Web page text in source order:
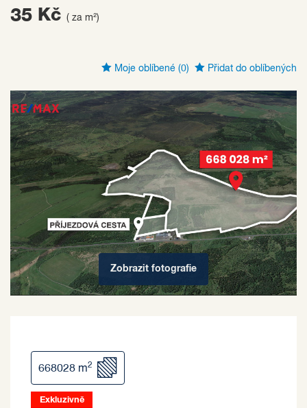
35 Kč ( za m²)
Moje oblíbené (0) Přidat do oblíbených
Zobrazit fotografie
668028 m2
Exkluzivně